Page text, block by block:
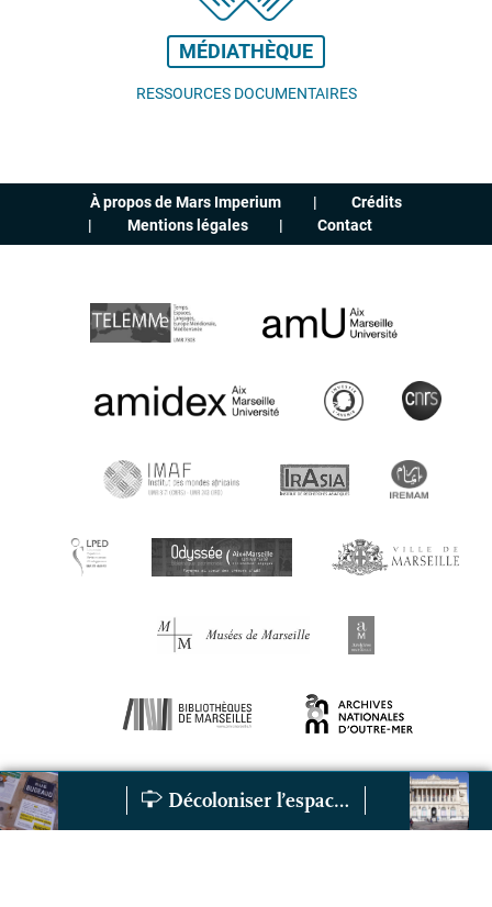
Décoloniser l’espace public et le patrimoine
Militer pour une autre place du colonial dans l’espace
Le Palais de
MÉDIATHÈQUE
RESSOURCES DOCUMENTAIRES
À propos de Mars Imperium
Crédits
Mentions légales
Contact